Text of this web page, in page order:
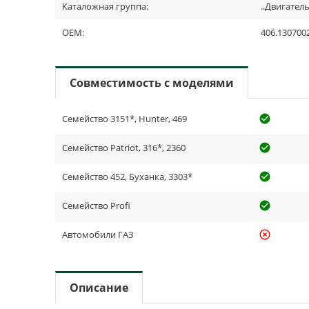
Каталожная группа: ..Двигатель
OEM:
Совместимость с моделями
Семейство 3151*, Hunter, 469
Семейство Patriot, 316*, 2360
Семейство 452, Буханка, 3303*
Семейство Profi
Автомобили ГАЗ highlight_off
Описание